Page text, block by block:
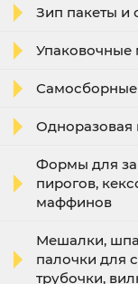
Зип пакеты и
Упаковочные
Одноразовая
Формы для
пирогов,
маффинов
Мешалки,
палочки для
трубочки,